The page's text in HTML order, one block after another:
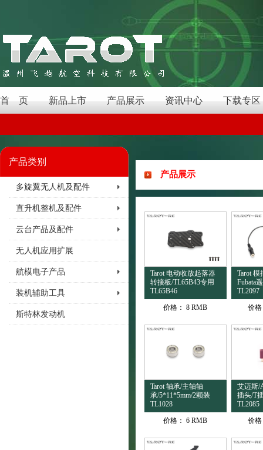
首 页 新品上市 产品展示 资讯中心 下载专区
产品类别
多旋翼无人机及配件
直升机整机及配件
云台产品及配件
无人机应用扩展
航模电子产品
装机辅助工具
斯特林发动机
产品展示
Tarot 电动收放起落器
转接板/TL65B43专用
TL65B46
价格： 8 RMB
Tarot
Fubata
TL2097
价
Tarot 轴承/主轴轴
承/5*11*5mm/2颗装
TL1028
价格： 6 RMB
艾迈斯/
插头/T
TL2085
价